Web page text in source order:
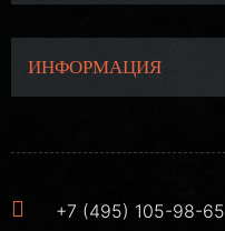
ИНФОРМАЦИЯ
+7 (495) 105-98-65